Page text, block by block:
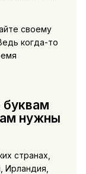
своему
когда-то
буквам
нужны
странах,
Ирландия,